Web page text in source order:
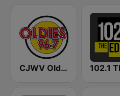
CJWV Oldies 96.7 FM